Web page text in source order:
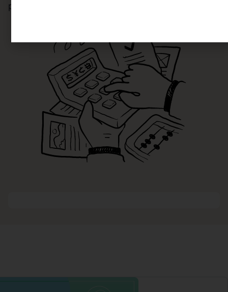
prenotare in base alle tue esigenze.